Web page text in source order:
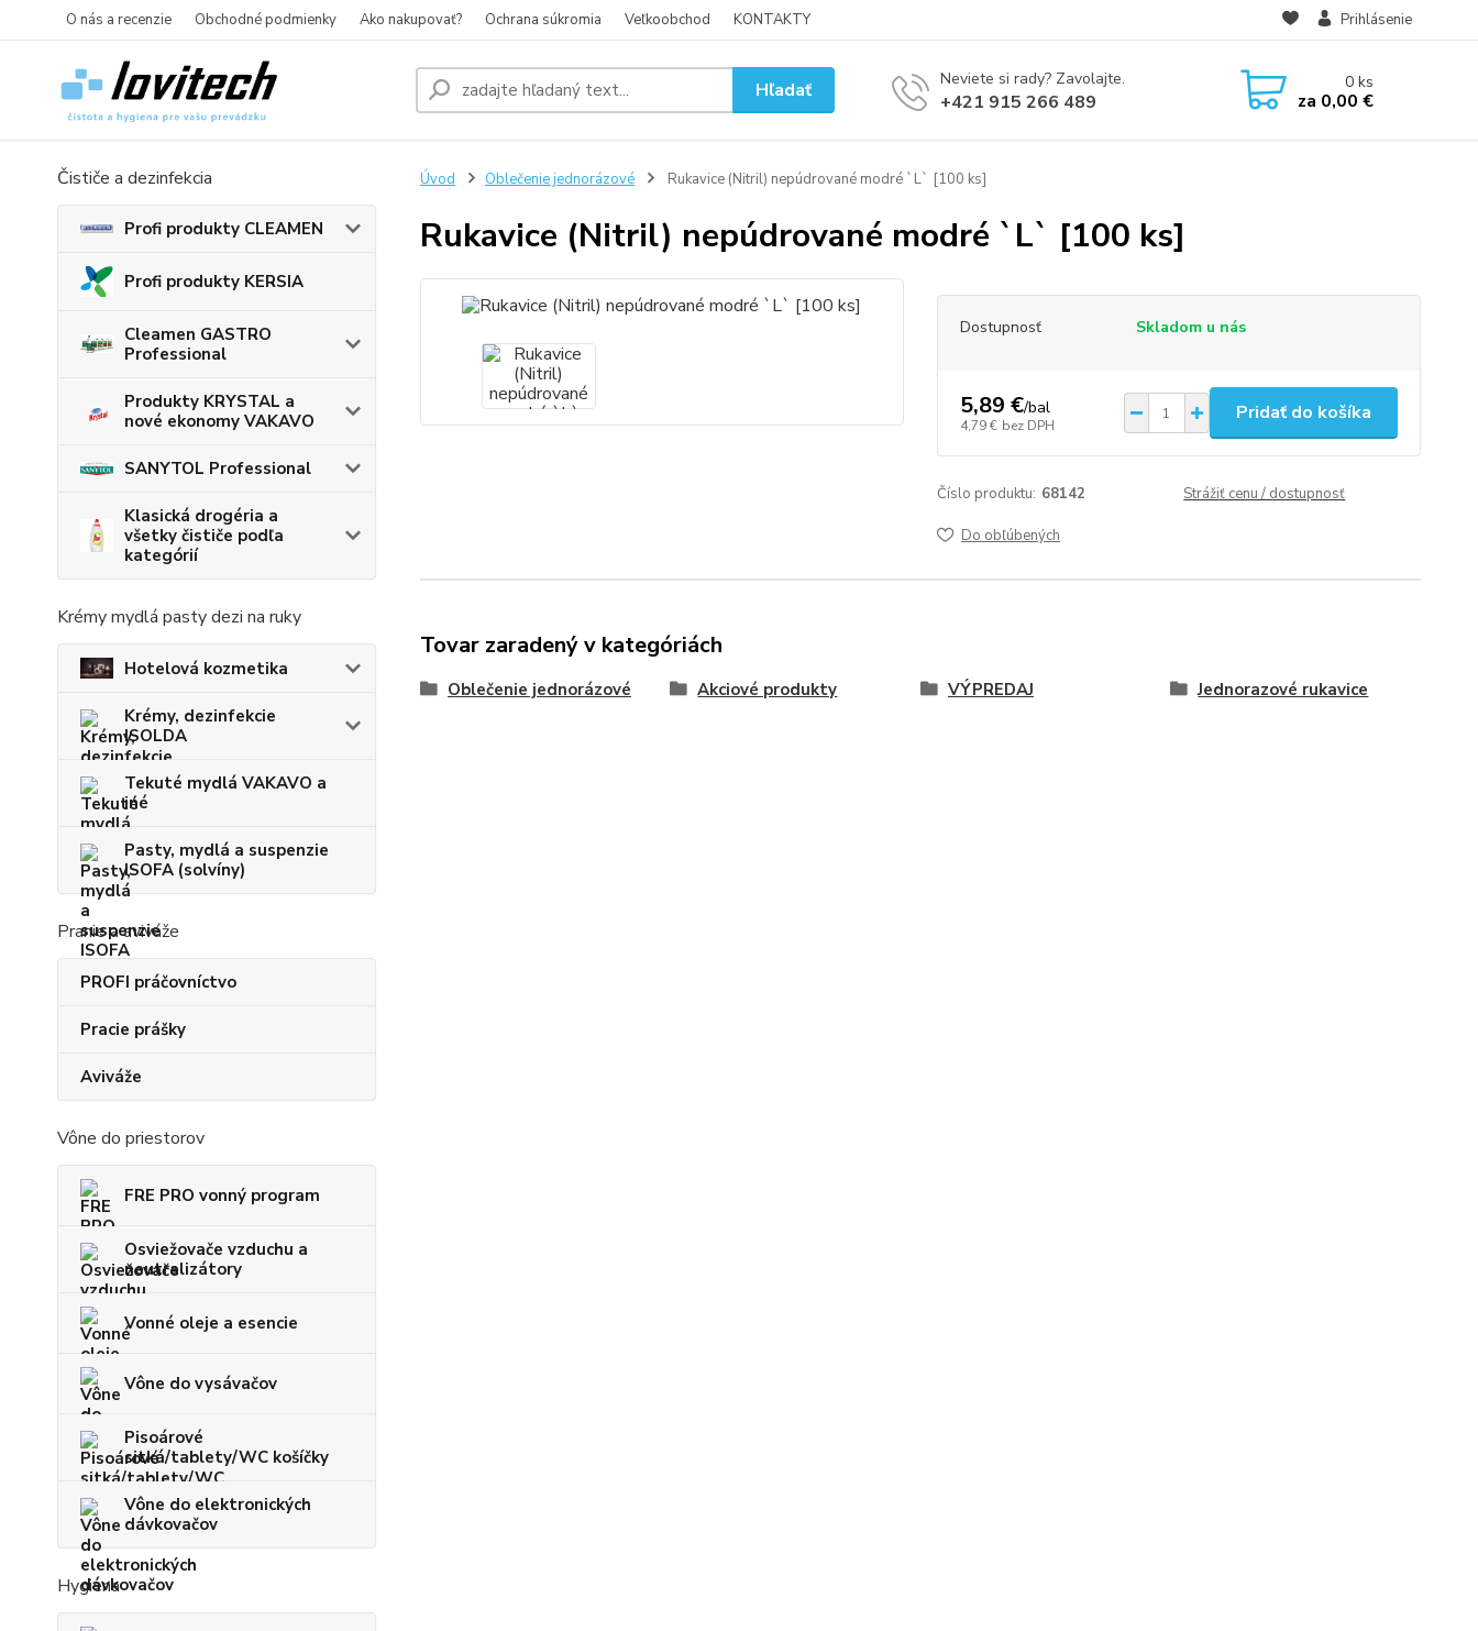
O nás a recenzie Obchodné podmienky Ako nakupovať? Ochrana súkromia Veľkoobchod KONTAKTY Prihlásenie
Hľadať Neviete si rady? Zavolajte.
+421 915 266 489
0ks
za 0,00 €
Čističe a dezinfekcia
Profi produkty CLEAMEN
Profi produkty KERSIA
Cleamen GASTRO
Professional
Produkty KRYSTAL a
nové ekonomy VAKAVO
SANYTOL Professional
Klasická drogéria a
všetky čističe podľa
kategórií
Krémy mydlá pasty dezi na ruky
Hotelová kozmetika
Krémy, dezinfekcie
ISOLDA
Tekuté mydlá VAKAVO a
iné
Pasty, mydlá a suspenzie
ISOFA (solvíny)
Pranie a aviváže
PROFI práčovníctvo
Pracie prášky
Aviváže
Vône do priestorov
FRE PRO vonný program
Osviežovače vzduchu a
neutralizátory
Vonné oleje a esencie
Vône do vysávačov
Pisoárové
sitká/tablety/WC košíčky
Vône do elektronických
dávkovačov
Hygiena
Úvod Oblečenie jednorázové Rukavice (Nitril) nepúdrované modré `L` [100 ks]
Rukavice (Nitril) nepúdrované modré `L` [100 ks]
Dostupnosť Skladom u nás
5,89 €/bal
4,79 € bez DPH
Pridať do košíka
Číslo produktu: 68142 Strážiť cenu / dostupnosť
Do obľúbených
Tovar zaradený v kategóriách
Oblečenie jednorázové Akciové produkty VÝPREDAJ Jednorazové rukavice